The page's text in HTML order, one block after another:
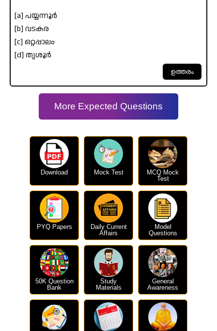
[a] പയ്യന്നൂർ
[b] വടകര
[c] ഒറ്റപ്പാലം
[d] തൃശൂർ
More Expected Questions
Download Mock Test
MCQ Mock
Test
PYQ Papers
Daily Current
Affairs
Model
Questions
50K Question
Bank
Study
Materials
General
Awareness